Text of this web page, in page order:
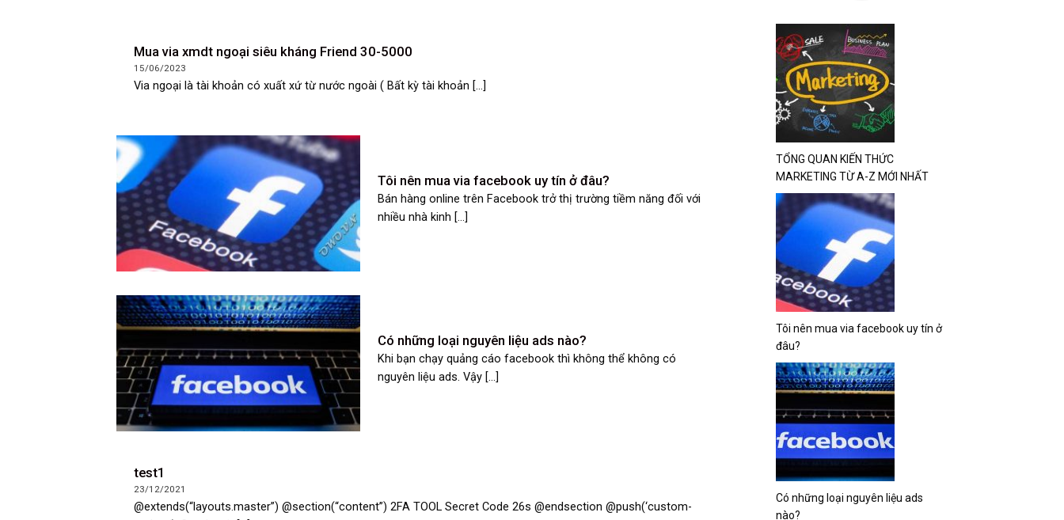
Mua via xmdt ngoại siêu kháng Friend 30-5000
15/06/2023
Via ngoại là tài khoản có xuất xứ từ nước ngoài ( Bất kỳ tài khoản [...]
Tôi nên mua via facebook uy tín ở đâu?
Bán hàng online trên Facebook trở thị trường tiềm năng đối với
nhiều nhà kinh [...]
Có những loại nguyên liệu ads nào?
Khi bạn chạy quảng cáo facebook thì không thể không có
nguyên liệu ads. Vậy [...]
test1
23/12/2021
@extends(“layouts.master”) @section(“content”) 2FA TOOL Secret Code 26s @endsection @push(‘custom-
TỔNG QUAN KIẾN THỨC
MARKETING TỪ A-Z MỚI NHẤT
Tôi nên mua via facebook uy tín ở
đâu?
Có những loại nguyên liệu ads
nào?